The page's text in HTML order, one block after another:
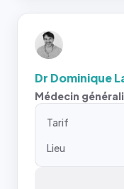
Dr Dominique
Médecin
Tarif
Lieu